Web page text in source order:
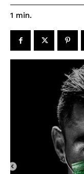
1 min.